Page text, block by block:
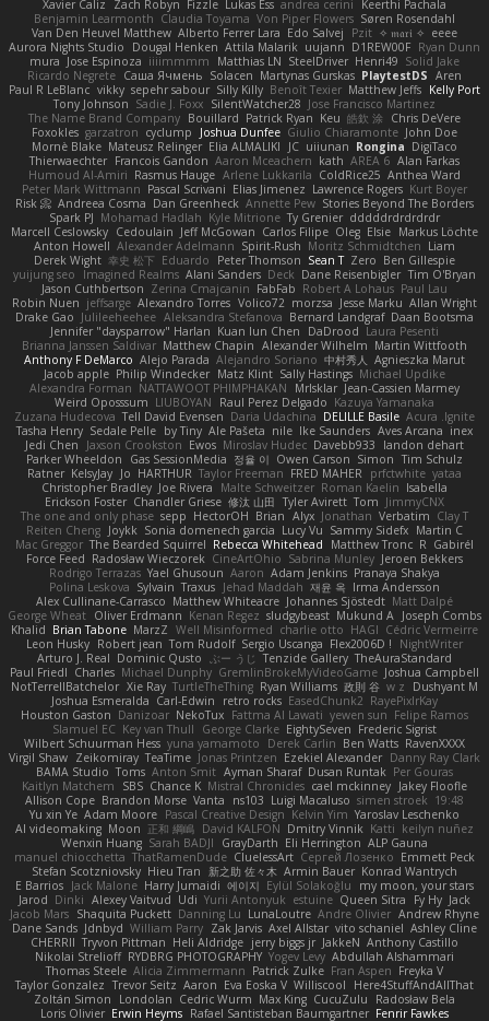
Xavier Caliz
Zach Robyn Fizzle Lukas Ess andrea cerini
Keerthi Pachala
Benjamin Learmonth Claudia Toyama Von Piper Flowers Søren Rosendahl
Van Den Heuvel Matthew Alberto Ferrer Lara Edo Salvej Pzit ✧ 𝔪𝔞𝔯𝔦 ✧ eeee
Aurora Nights Studio
Dougal Henken Attila Malarik uujann D1REW00F Ryan Dunn
mura Jose Espinoza iiiimmmm Matthias LN SteelDriver Henri49 Solid Jake
Ricardo Negrete Саша Ячмень Solacen Martynas Gurskas PlaytestDS Aren
Paul R LeBlanc vikky sepehr sabour Silly Killy Benoît Texier Matthew Jeffs Kelly Port
Tony Johnson Sadie J. Foxx SilentWatcher28 Jose Francisco Martinez
The Name Brand Company Bouillard Patrick Ryan Keu 皓欽 涂 Chris DeVere
Foxokles garzatron cyclump Joshua Dunfee Giulio Chiaramonte John Doe
Mornè Blake Mateusz Relinger Elia ALMALIKI JC uiiunan Rongina DigiTaco
Thierwaechter Francois Gandon Aaron Mceachern kath AREA 6 Alan Farkas
Humoud Al-Amiri Rasmus Hauge Arlene Lukkarila ColdRice25 Anthea Ward
Peter Mark Wittmann Pascal Scrivani Elias Jimenez Lawrence Rogers Kurt Boyer
Risk 📀 Andreea Cosma Dan Greenheck Annette Pew Stories Beyond The Borders
Spark PJ Mohamad Hadlah Kyle Mitrione Ty Grenier dddddrdrdrdrdr
Marcell Ceslowsky Cedoulain Jeff McGowan Carlos Filipe Oleg Elsie Markus Löchte
Anton Howell Alexander Adelmann Spirit-Rush Moritz Schmidtchen Liam
Derek Wight 幸史 松下 Eduardo Peter Thomson Sean T Zero Ben Gillespie
yuijung seo
Imagined Realms Alani Sanders Deck Dane Reisenbigler Tim O'Bryan
Jason Cuthbertson Zerina Cmajcanin FabFab Robert A Lohaus Paul Lau
Robin Nuen jeffsarge Alexandro Torres Volico72 morzsa Jesse Marku Allan Wright
Drake Gao Julileeheehee Aleksandra Stefanova Bernard Landgraf Daan Bootsma
Jennifer "daysparrow" Harlan Kuan lun Chen DaDrood Laura Pesenti
Brianna Janssen Saldivar Matthew Chapin Alexander Wilhelm Martin Wittfooth
Anthony F DeMarco Alejo Parada Alejandro Soriano 中村秀人
Agnieszka Marut
Jacob apple Philip Windecker Matz Klint Sally Hastings Michael Updike
Alexandra Forman NATTAWOOT PHIMPHAKAN MrIsklar Jean-Cassien Marmey
Weird Oposssum LIUBOYAN Raul Perez Delgado Kazuya Yamanaka
Zuzana Hudecova Tell David Evensen Daria Udachina DELILLE Basile Acura .Ignite
Tasha Henry Sedale Pelle by Tiny Ale Pašeta nile Ike Saunders Aves Arcana inex
Jedi Chen
Jaxson Crookston Ewos Miroslav Hudec Davebb933
landon dehart
Parker Wheeldon
Gas SessionMedia 정율 이 Owen Carson Simon Tim Schulz
Ratner KelsyJay Jo HARTHUR Taylor Freeman FRED MAHER prfctwhite yataa
Christopher Bradley Joe Rivera Malte Schweitzer Roman Kaelin Isabella
Erickson Foster Chandler Griese 修汰 山田 Tyler Avirett Tom JimmyCNX
The one and only phase sepp HectorOH Brian Alyx Jonathan Verbatim Clay T
Reiten Cheng Joykk Sonia domenech garcia Lucy Vu Sammy Sidefx Martin C
Mac Greggor The Bearded Squirrel Rebecca Whitehead Matthew Tronc R Gabirél
Force Feed Radosław Wieczorek CineArtOhio Sabrina Munley Jeroen Bekkers
Rodrigo Terrazas Yael Ghusoun Aaron Adam Jenkins Pranaya Shakya
Polina Leskova Sylvain Traxus Jehad Maddah 재윤 옥 Irma Andersson
Alex Cullinane-Carrasco Matthew Whiteacre Johannes Sjöstedt Matt Dalpé
George Wheat Oliver Erdmann Kenan Regez sludgybeast Mukund A Joseph Combs
Khalid Brian Tabone MarzZ Well Misinformed charlie otto HAGI Cédric Vermeirre
Leon Husky Robert jean Tom Rudolf Sergio Uscanga Flex2006D !
NightWriter
Arturo J. Real Dominic Qusto ぶー うじ Tenzide Gallery TheAuraStandard
Paul Friedl Charles Michael Dunphy GremlinBrokeMyVideoGame Joshua Campbell
NotTerrellBatchelor Xie Ray TurtleTheThing Ryan Williams 政則 谷 w z
Dushyant M
Joshua Esmeralda Carl-Edwin retro rocks EasedChunk2 RayePixlrKay
Houston Gaston Danizoar NekoTux Fattma Al Lawati yewen sun Felipe Ramos
Slamuel EC Key van Thull George Clarke EightySeven Frederic Sigrist
Wilbert Schuurman Hess yuna yamamoto Derek Carlin Ben Watts RavenXXXX
Virgil Shaw Zeikomiray TeaTime Jonas Printzen Ezekiel Alexander Danny Ray Clark
BAMA Studio Toms Anton Smit Ayman Sharaf Dusan Runtak Per Gouras
Kaitlyn Matchem
SBS Chance K Mistral Chronicles cael mckinney Jakey Floofle
Allison Cope Brandon Morse Vanta ns103 Luigi Macaluso simen stroek 19:48
Yu xin Ye Adam Moore Pascal Creative Design Kelvin Yim Yaroslav Leschenko
AI videomaking Moon 正和 綱嶋 David KALFON Dmitry Vinnik Katti keilyn nuñez
Wenxin Huang Sarah BADJI GrayDarth Eli Herrington ALP Gauna
manuel chiocchetta ThatRamenDude CluelessArt Cергей Лозенко Emmett Peck
Stefan Scotzniovsky Hieu Tran 新之助 佐々木 Armin Bauer Konrad Wantrych
E Barrios Jack Malone Harry Jumaidi 에이지 Eylül Solakoğlu
my moon, your stars
Jarod Dinki Alexey Vaitvud Udi Yurii Antonyuk estuine Queen Sitra Fy Hy Jack
Jacob Mars Shaquita Puckett Danning Lu LunaLoutre Andre Olivier Andrew Rhyne
Dane Sands Jdnbyd William Parry Zak Jarvis Axel Allstar vito schaniel Ashley Cline
CHERRII Tryvon Pittman Heli Aldridge jerry biggs jr JakkeN Anthony Castillo
Nikolai Strelioff RYDBRG PHOTOGRAPHY Yogev Levy Abdullah Alshammari
Thomas Steele Alicia Zimmermann Patrick Zulke Fran Aspen Freyka V
Taylor Gonzalez Trevor Seitz Aaron Eva Eoska V Williscool
Here4StuffAndAllThat
Zoltán Simon
Londolan Cedric Wurm Max King CucuZulu
Radosław Bela
Loris Olivier Erwin Heyms Rafael Santisteban Baumgartner Fenrir Fawkes